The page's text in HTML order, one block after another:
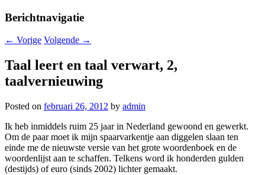
Berichtnavigatie
← Vorige Volgende →
Taal leert en taal verwart, 2,
taalvernieuwing
Posted on februari 26, 2012 by admin
Ik heb inmiddels ruim 25 jaar in Nederland gewoond en gewerkt.
Om de paar moet ik mijn spaarvarkentje aan diggelen slaan ten
einde me de nieuwste versie van het grote woordenboek en de
woordenlijst aan te schaffen. Telkens word ik honderden gulden
(destijds) of euro (sinds 2002) lichter gemaakt.